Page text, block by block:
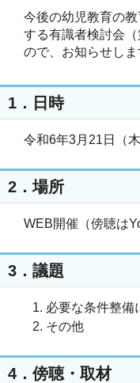
今後の幼児教育の
する有識者検討会（
ので、お知らせしま
1．日時
令和6年3月21日（
2．場所
WEB開催（傍聴は
3．議題
必要な条件整備
その他
4．傍聴・取材